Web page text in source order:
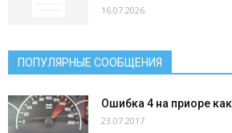
16.07.2026
ПОПУЛЯРНЫЕ СООБЩЕНИЯ
Ошибка 4 на приоре
23.07.2017